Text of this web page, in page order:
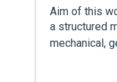
Aim of this
a structured
mechanical,